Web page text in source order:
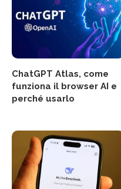
ChatGPT Atlas, come
funziona il browser AI e
perché usarlo